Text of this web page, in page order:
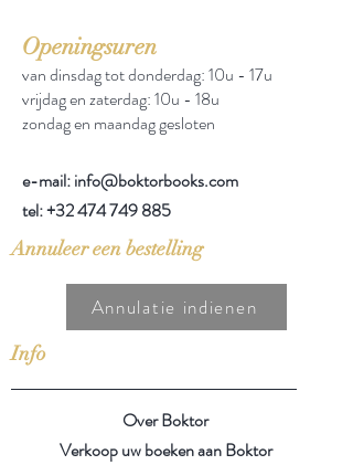
Openingsuren
van dinsdag tot donderdag: 10u - 17u
vrijdag en zaterdag: 10u - 18u
zondag en maandag gesloten
e-mail: info@boktorbooks.com
tel:+32 474 749 885
Annuleer een bestelling
Annulatie indienen
Info
Over Boktor
Verkoop uw boeken aan Boktor